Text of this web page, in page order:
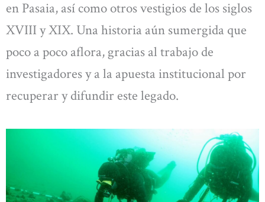
en Pasaia, así como otros vestigios de los siglos
XVIII y XIX. Una historia aún sumergida que
poco a poco aflora, gracias al trabajo de
investigadores y a la apuesta institucional por
recuperar y difundir este legado.